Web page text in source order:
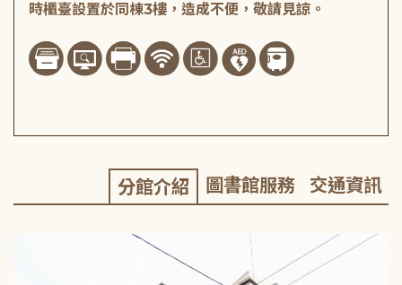
時櫃臺設置於同棟3樓，造成不便，敬請見諒。
分館介紹 圖書館服務 交通資訊